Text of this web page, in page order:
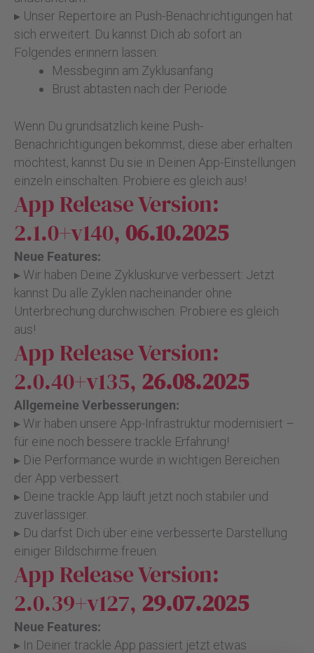
▸ Unser Repertoire an Push-Benachrichtigungen hat
sich erweitert. Du kannst Dich ab sofort an
Folgendes erinnern lassen:
Messbeginn am Zyklusanfang
Brust abtasten nach der Periode
Wenn Du grundsätzlich keine Push-
Benachrichtigungen bekommst, diese aber erhalten
möchtest, kannst Du sie in Deinen App-Einstellungen
einzeln einschalten. Probiere es gleich aus!
App Release Version:
2.1.0+v140, 06.10.2025
Neue Features:
▸ Wir haben Deine Zykluskurve verbessert: Jetzt
kannst Du alle Zyklen nacheinander ohne
Unterbrechung durchwischen. Probiere es gleich
aus!
App Release Version:
2.0.40+v135, 26.08.2025
Allgemeine Verbesserungen:
▸ Wir haben unsere App-Infrastruktur modernisiert –
für eine noch bessere trackle Erfahrung!
▸ Die Performance wurde in wichtigen Bereichen
der App verbessert.
▸ Deine trackle App läuft jetzt noch stabiler und
zuverlässiger.
▸ Du darfst Dich über eine verbesserte Darstellung
einiger Bildschirme freuen.
App Release Version:
2.0.39+v127, 29.07.2025
Neue Features:
▸ In Deiner trackle App passiert jetzt etwas